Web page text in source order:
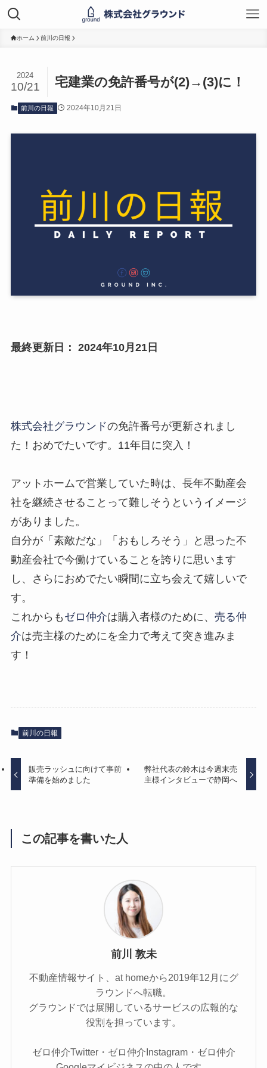
ホーム 前川の日報
宅建業の免許番号が(2)→(3)に！
2024
10/21
前川の日報 2024年10月21日
最終更新日： 2024年10月21日
株式会社グラウンドの免許番号が更新されまし
た！おめでたいです。11年目に突入！
アットホームで営業していた時は、長年不動産会
社を継続させることって難しそうというイメージ
がありました。
自分が「素敵だな」「おもしろそう」と思った不
動産会社で今働けていることを誇りに思います
し、さらにおめでたい瞬間に立ち会えて嬉しいで
す。
これからも ゼロ仲介は購入者様のために、 売る仲
介は売主様のためにを全力で考えて突き進みま
す！
前川の日報
販売ラッシュに向けて事前
準備を始めました
弊社代表の鈴木は今週末売
主様インタビューで静岡へ
この記事を書いた人
前川 敦未
不動産情報サイト、at homeから2019年12月にグ
ラウンドへ転職。
グラウンドでは展開しているサービスの広報的な
役割を担っています。
ゼロ仲介Twitter・ゼロ仲介Instagram・ゼロ仲介